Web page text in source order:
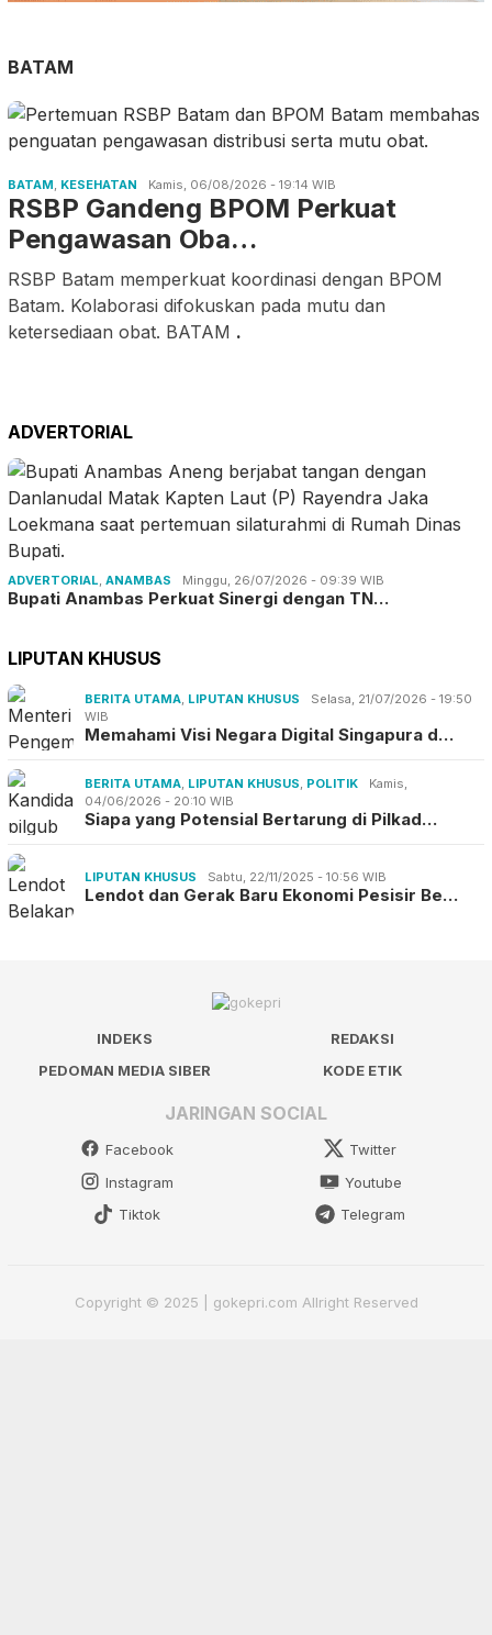
BATAM
BATAM KESEHATAN Kamis, 06/08/2026 - 19:14 WIB
RSBP Gandeng BPOM Perkuat
Pengawasan Oba…
RSBP Batam memperkuat koordinasi dengan BPOM
Batam. Kolaborasi difokuskan pada mutu dan
ketersediaan obat. BATAM .
ADVERTORIAL
ADVERTORIAL ANAMBAS Minggu, 26/07/2026 - 09:39 WIB
Bupati Anambas Perkuat Sinergi dengan TN…
LIPUTAN KHUSUS
BERITA UTAMA LIPUTAN KHUSUS
Selasa, 21/07/2026 - 19:50
WIB
Memahami Visi Negara Digital Singapura d…
BERITA UTAMA LIPUTAN KHUSUS POLITIK
Kamis,
04/06/2026 - 20:10 WIB
Siapa yang Potensial Bertarung di Pilkad…
LIPUTAN KHUSUS Sabtu, 22/11/2025 - 10:56 WIB
Lendot dan Gerak Baru Ekonomi Pesisir Be…
INDEKS
REDAKSI
PEDOMAN MEDIA SIBER
KODE ETIK
JARINGAN SOCIAL
Facebook
Twitter
Instagram
Youtube
Tiktok
Telegram
Copyright © 2025 | gokepri.com Allright Reserved